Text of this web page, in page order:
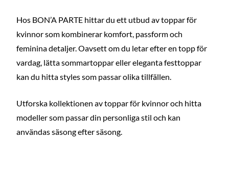
Hos BON’A PARTE hittar du ett utbud av toppar för
kvinnor som kombinerar komfort, passform och
feminina detaljer. Oavsett om du letar efter en topp för
vardag, lätta sommartoppar eller eleganta festtoppar
kan du hitta styles som passar olika tillfällen.
Utforska kollektionen av toppar för kvinnor och hitta
modeller som passar din personliga stil och kan
användas säsong efter säsong.